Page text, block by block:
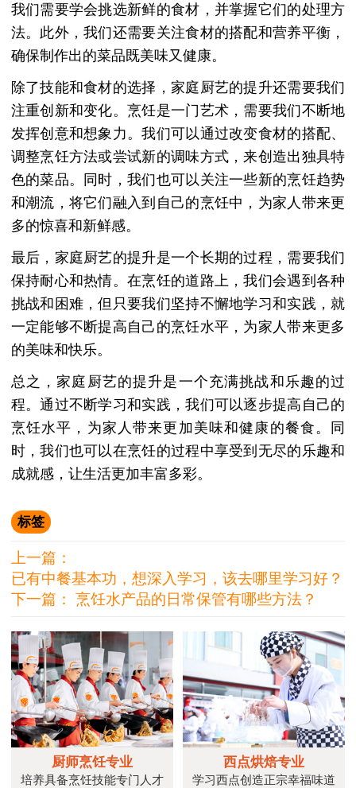
我们需要学会挑选新鲜的食材，并掌握它们的处理方
法。此外，我们还需要关注食材的搭配和营养平衡，
确保制作出的菜品既美味又健康。
除了技能和食材的选择，家庭厨艺的提升还需要我们
注重创新和变化。烹饪是一门艺术，需要我们不断地
发挥创意和想象力。我们可以通过改变食材的搭配、
调整烹饪方法或尝试新的调味方式，来创造出独具特
色的菜品。同时，我们也可以关注一些新的烹饪趋势
和潮流，将它们融入到自己的烹饪中，为家人带来更
多的惊喜和新鲜感。
最后，家庭厨艺的提升是一个长期的过程，需要我们
保持耐心和热情。在烹饪的道路上，我们会遇到各种
挑战和困难，但只要我们坚持不懈地学习和实践，就
一定能够不断提高自己的烹饪水平，为家人带来更多
的美味和快乐。
总之，家庭厨艺的提升是一个充满挑战和乐趣的过
程。通过不断学习和实践，我们可以逐步提高自己的
烹饪水平，为家人带来更加美味和健康的餐食。同
时，我们也可以在烹饪的过程中享受到无尽的乐趣和
成就感，让生活更加丰富多彩。
标签
上一篇：
已有中餐基本功，想深入学习，该去哪里学习好？
下一篇： 烹饪水产品的日常保管有哪些方法？
厨师烹饪专业
培养具备烹饪技能专门人才
西点烘焙专业
学习西点创造正宗幸福味道